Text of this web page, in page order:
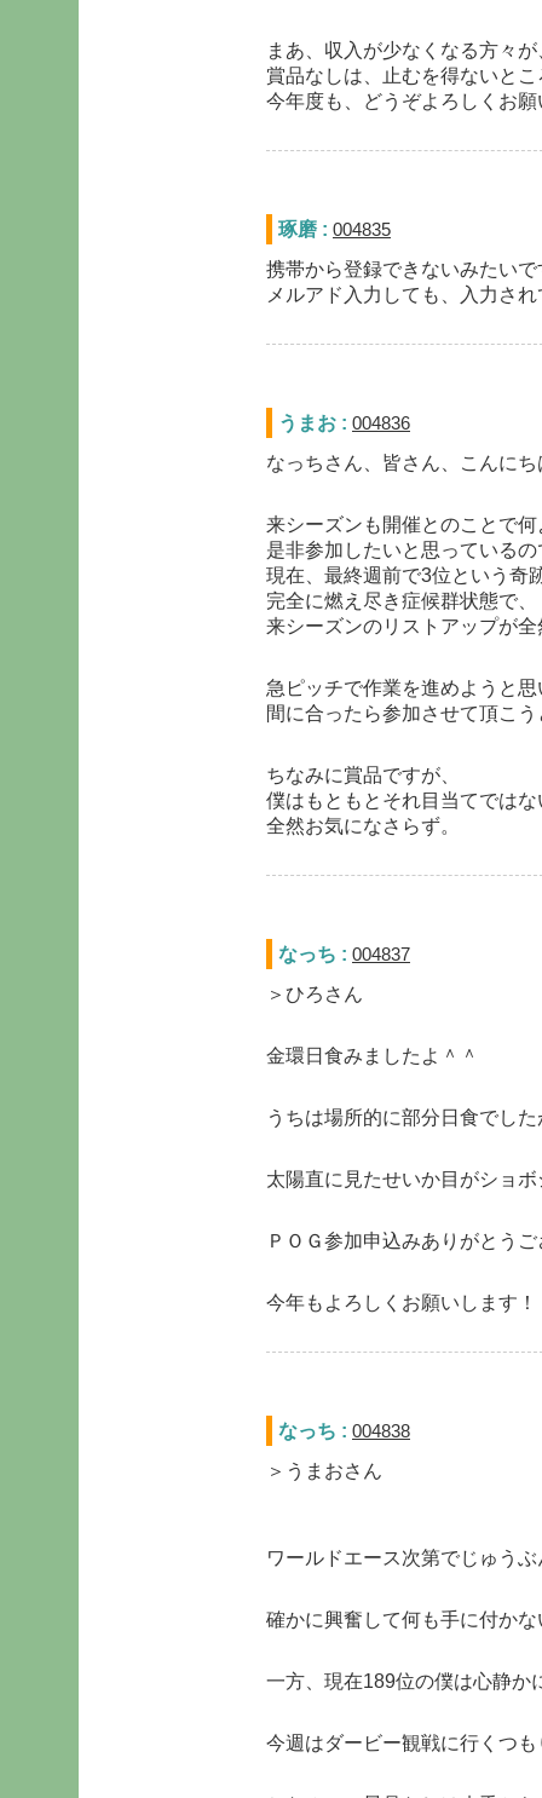
まあ、収入が少なくなる方々
賞品なしは、止むを得ないと
今年度も、どうぞよろしくお
琢磨 : 004835
携帯から登録できないみたいで
メルアド入力しても、入力さ
うまお : 004836
なっちさん、皆さん、こんにち
来シーズンも開催とのことで
是非参加したいと思っている
現在、最終週前で3位という奇
完全に燃え尽き症候群状態で、
来シーズンのリストアップが
急ピッチで作業を進めようと
間に合ったら参加させて頂こ
ちなみに賞品ですが、
僕はもともとそれ目当てでは
全然お気になさらず。
なっち : 004837
＞ひろさん
金環日食みましたよ＾＾
うちは場所的に部分日食でした
太陽直に見たせいか目がショ
ＰＯＧ参加申込みありがとう
今年もよろしくお願いします！
なっち : 004838
＞うまおさん
ワールドエース次第でじゅう
確かに興奮して何も手に付か
一方、現在189位の僕は心静か
今週はダービー観戦に行くつ